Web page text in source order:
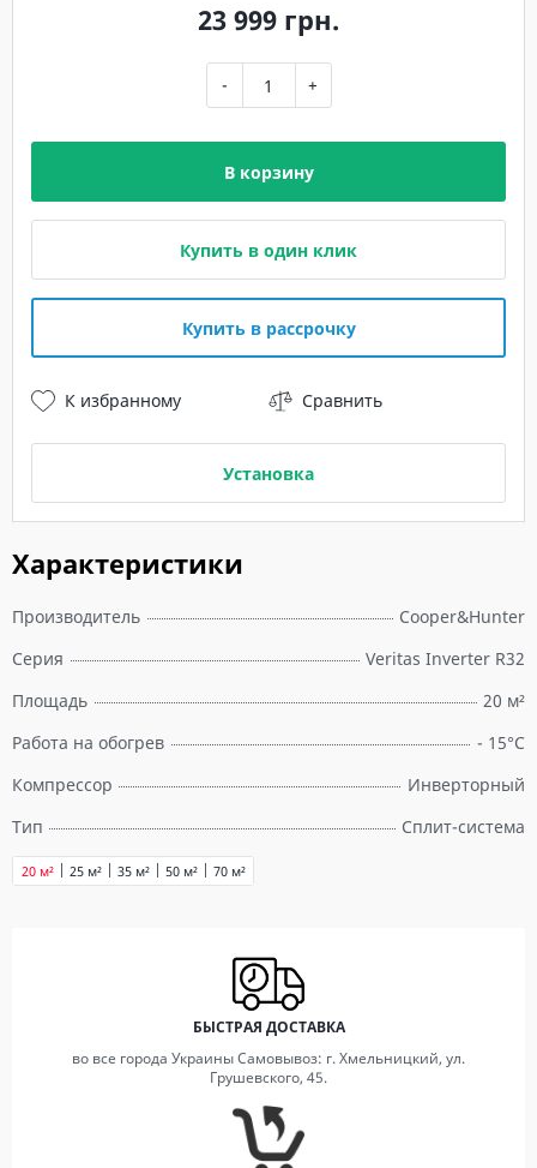
Характеристики
Производитель
Cooper&Hunter
Серия
Veritas Inverter R32
Площадь
20 м²
Работа на обогрев
- 15°С
Компрессор
Инверторный
Тип
Сплит-система
20 м² 25 м² 35 м² 50 м² 70 м²
23 999 грн.
- +
В корзину
Купить в один клик
Купить в рассрочку
К избранному Сравнить
Установка
БЫСТРАЯ ДОСТАВКА
во все города Украины Самовывоз: г. Хмельницкий, ул.
Грушевского, 45.